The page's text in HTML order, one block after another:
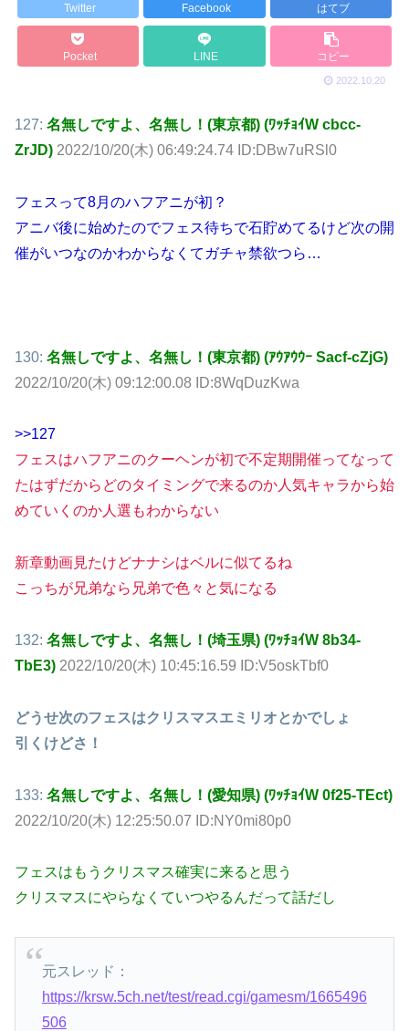
Twitter Facebook はてブ
Pocket LINE コピー
2022.10.20
127: 名無しですよ、名無し！(東京都) (ﾜｯﾁｮｲW cbcc-
ZrJD) 2022/10/20(木) 06:49:24.74 ID:DBw7uRSl0
フェスって8月のハフアニが初？
アニバ後に始めたのでフェス待ちで石貯めてるけど次の開
催がいつなのかわからなくてガチャ禁欲つら…
130: 名無しですよ、名無し！(東京都) (ｱｳｱｳｳｰ Sacf-cZjG)
2022/10/20(木) 09:12:00.08 ID:8WqDuzKwa
>>127
フェスはハフアニのクーヘンが初で不定期開催ってなって
たはずだからどのタイミングで来るのか人気キャラから始
めていくのか人選もわからない
新章動画見たけどナナシはベルに似てるね
こっちが兄弟なら兄弟で色々と気になる
132: 名無しですよ、名無し！(埼玉県) (ﾜｯﾁｮｲW 8b34-
TbE3) 2022/10/20(木) 10:45:16.59 ID:V5oskTbf0
どうせ次のフェスはクリスマスエミリオとかでしょ
引くけどさ！
133: 名無しですよ、名無し！(愛知県) (ﾜｯﾁｮｲW 0f25-TEct)
2022/10/20(木) 12:25:50.07 ID:NY0mi80p0
フェスはもうクリスマス確実に来ると思う
クリスマスにやらなくていつやるんだって話だし
元スレッド：
https://krsw.5ch.net/test/read.cgi/gamesm/1665496
506